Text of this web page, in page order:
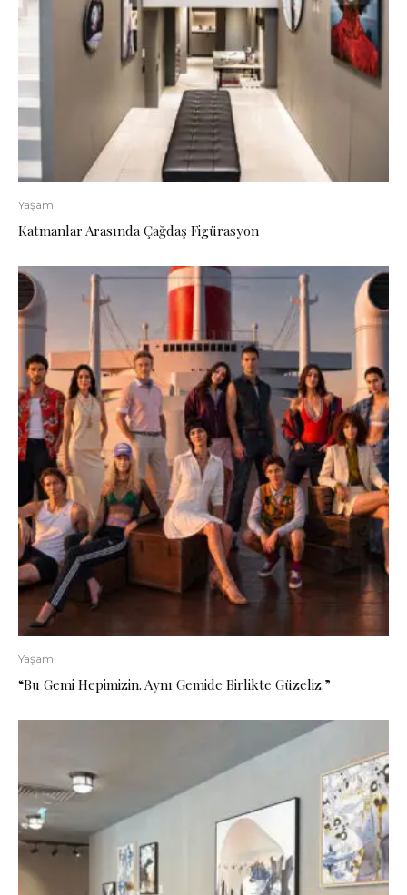
Yaşam
Katmanlar Arasında Çağdaş Figürasyon
Yaşam
“Bu Gemi Hepimizin. Aynı Gemide Birlikte Güzeliz.”